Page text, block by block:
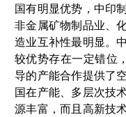
国有明显优势，中印
非金属矿物制品业、
造业互补性最明显。
较优势存在一定错位
导的产能合作提供了
国在产能、多层次技
源丰富，而且高新技